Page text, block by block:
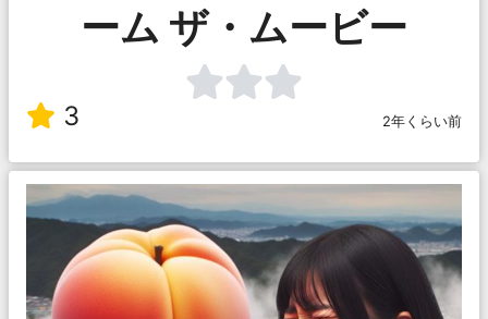
ーム ザ・ムービー
3 2年くらい前